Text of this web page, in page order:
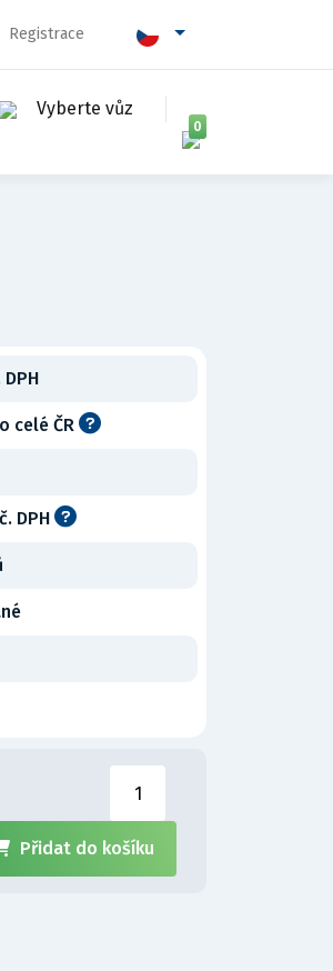
Registrace
Vyberte vůz
0
DPH
celé ČR
DPH
Přidat do košíku